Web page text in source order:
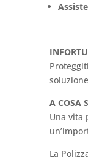
A COSA
Una vita
La